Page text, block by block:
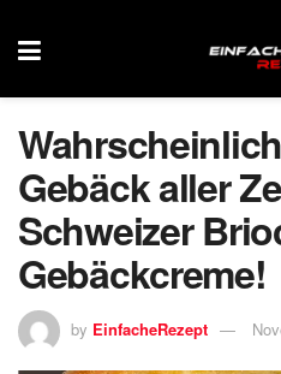
Gebäck aller
Schweizer
Gebäckcreme!
by EinfacheRezept